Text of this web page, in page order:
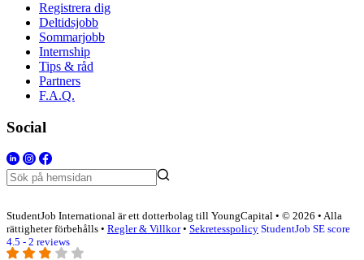
Registrera dig
Deltidsjobb
Sommarjobb
Internship
Tips & råd
Partners
F.A.Q.
Social
StudentJob International är ett dotterbolag till YoungCapital • © 2026 • Alla
rättigheter förbehålls • Regler & Villkor• Sekretesspolicy StudentJob SE score
4.5 - 2 reviews